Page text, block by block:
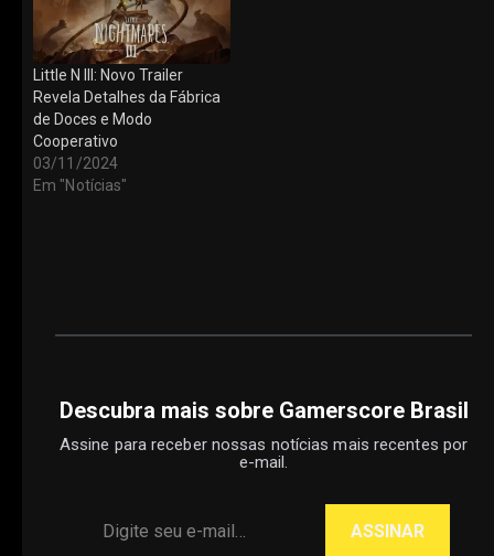
Little N III: Novo Trailer
Revela Detalhes da Fábrica
de Doces e Modo
Cooperativo
03/11/2024
Em "Notícias"
Descubra mais sobre Gamerscore Brasil
Assine para receber nossas notícias mais recentes por
e-mail.
ASSINAR